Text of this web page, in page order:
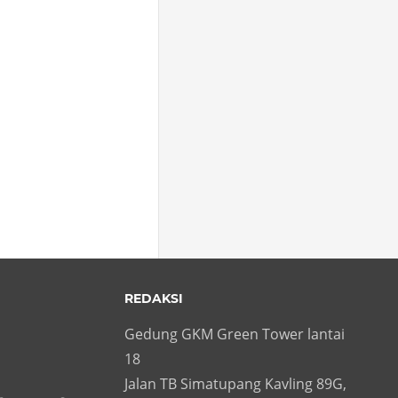
REDAKSI
Gedung GKM Green Tower lantai
18
Jalan TB Simatupang Kavling 89G,